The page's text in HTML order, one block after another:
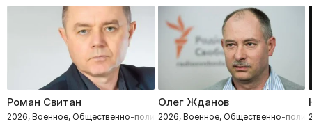
Роман Свитан
2026, Военное, Общественно-политическое
Олег Жданов
2026, Военное, Общественно-